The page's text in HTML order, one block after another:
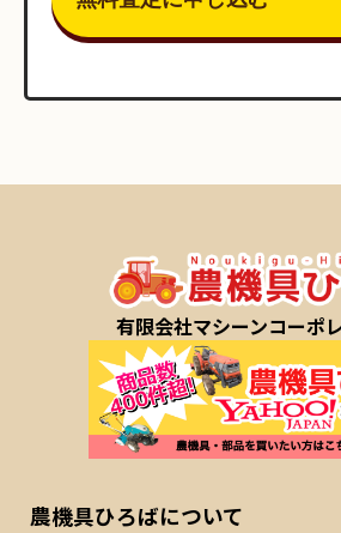
有限会社マシーンコーポ
農機具ひろばについて